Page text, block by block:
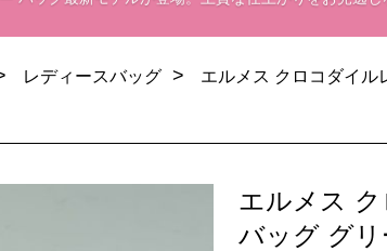
取扱い。最高品質の再現度を安心してお選びいただけ
取扱い。最高品質の再現度を安心してお選びいただけ
中のご注文でお得な割引をご利用いただけます。
バッグ最新モデルが登場。上質な仕上がりをお見逃し
レディースバッグ > エルメス クロコダイル
エルメス
バッグ グリ